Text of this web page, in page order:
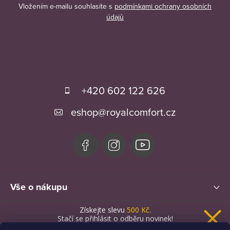
Vložením e-mailu souhlasíte s podmínkami ochrany osobních
údajů
+420 602 122 626
eshop@royalcomfort.cz
Vše o nákupu
Získejte slevu 500 Kč.
Stačí se přihlásit o odběru novinek!